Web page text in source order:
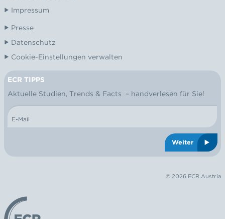
Impressum
Presse
Datenschutz
Cookie-Einstellungen verwalten
NEWSLETTER
ECR TIPPS
Aktuelle Studien, Trends & Facts – handverlesen für Sie!
E-Mail
Weiter
© 2026 ECR Austria
Logo: ECR Austria